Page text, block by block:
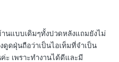
นแบบเดิมๆทั้งปวดหลังแถมยังไม่
ดฝุ่นถือว่าเป็นไอเท็มที่จำเป็น
เพราะทำงานได้ดีและมี